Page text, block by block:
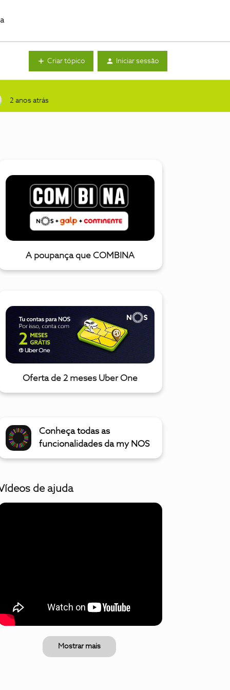
Criar tópico Iniciar sessão
2 anos atrás
A poupança que COMBINA
Oferta de 2 meses Uber One
Conheça todas as
funcionalidades da my NOS
de ajuda
Mostrar mais